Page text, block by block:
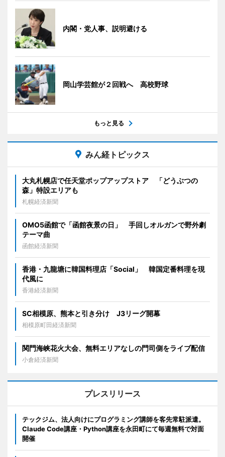
内閣・党人事、説明避ける
岡山学芸館が２回戦へ 高校野球
もっと見る
みん経トピックス
大丸札幌店で任天堂ポップアップストア 「どうぶつの
森」特設エリアも
札幌経済新聞
OMO5函館で「函館夜景の日」 手回しオルガンで野外劇
テーマ曲
函館経済新聞
香港・九龍塘に韓国料理店「Social」 韓国定番料理を現
代風に
香港経済新聞
SC相模原、熊本と引き分け J3リーグ開幕
相模原町田経済新聞
関門海峡花火大会、無料エリアなしの門司側をライブ配信
小倉経済新聞
プレスリリース
テックジム、法人向けにプログラミング講師を客先常駐派遣。
Claude Code講座・Python講座を永田町にて毎週無料で対面
開催